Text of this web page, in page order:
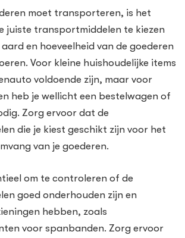
moet transporteren, is het
juiste transportmiddelen te kiezen
en hoeveelheid van de goederen
Voor kleine huishoudelijke items
voldoende zijn, maar voor
heb je wellicht een bestelwagen of
Zorg ervoor dat de
die je kiest geschikt zijn voor het
van je goederen.
om te controleren of de
goed onderhouden zijn en
hebben, zoals
voor spanbanden. Zorg ervoor